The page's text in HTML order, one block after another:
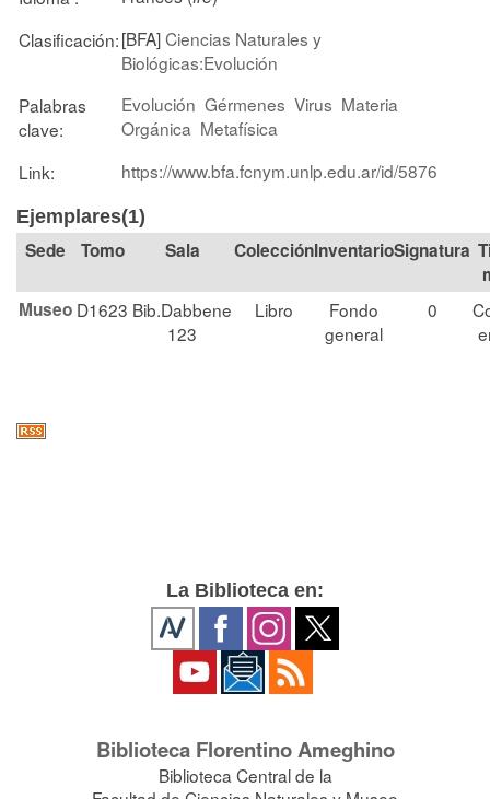
Clasificación:[BFA]Ciencias Naturales y
Biológicas:Evolución
Palabras
clave:
Evolución Gérmenes Virus Materia
Orgánica Metafísica
Link:
https://www.bfa.fcnym.unlp.edu.ar/id/5876
Ejemplares(1)
Tomo Sala Colección Signatura
Museo D1623 Bib.Dabbene
123
Libro
Fondo
general
0
La Biblioteca en:
Biblioteca Florentino Ameghino
Biblioteca Central de la